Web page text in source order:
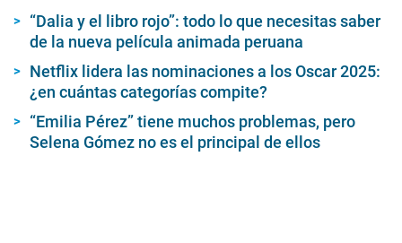
“Dalia y el libro rojo”: todo lo que necesitas saber
de la nueva película animada peruana
Netflix lidera las nominaciones a los Oscar 2025:
¿en cuántas categorías compite?
“Emilia Pérez” tiene muchos problemas, pero
Selena Gómez no es el principal de ellos